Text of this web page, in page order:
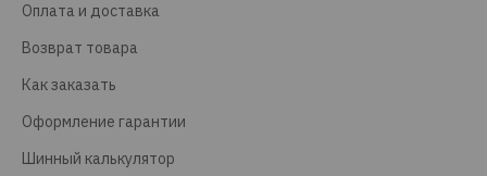
Оплата и доставка
Возврат товара
Как заказать
Оформление гарантии
Шинный калькулятор